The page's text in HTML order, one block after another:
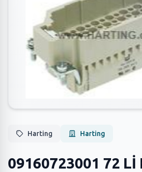
Harting Harting
09160723001 72 Lİ